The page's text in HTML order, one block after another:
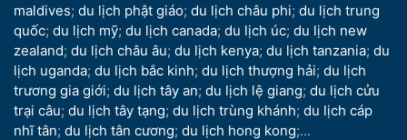
maldives; du lịch phật giáo; du lịch châu phi; du lịch trung
quốc; du lịch mỹ; du lịch canada; du lịch úc; du lịch new
zealand; du lịch châu âu; du lịch kenya; du lịch tanzania; du
lịch uganda; du lịch bắc kinh; du lịch thượng hải; du lịch
trương gia giới; du lịch tây an; du lịch lệ giang; du lịch cửu
trại câu; du lịch tây tạng; du lịch trùng khánh; du lịch cáp
nhĩ tân; du lịch tân cương; du lịch hong kong;...